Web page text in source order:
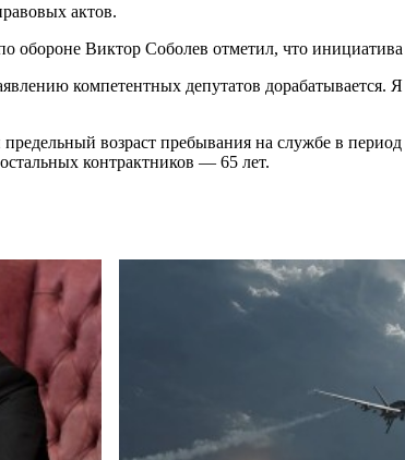
актов.
обороне Виктор Соболев отметил, что
компетентных депутатов
возраст пребывания на службе в
контрактников — 65 лет.